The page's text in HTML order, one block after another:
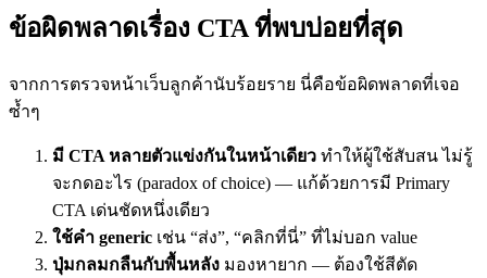
ข้อผิดพลาดเรื่อง CTA ที่พบบ่อยที่สุด
จากการตรวจหน้าเว็บลูกค้านับร้อยราย นี่คือข้อผิดพลาดที่เจอ
ซ้ำๆ
มี CTA หลายตัวแข่งกันในหน้าเดียว ทำให้ผู้ใช้สับสน ไม่รู้
จะกดอะไร (paradox of choice) — แก้ด้วยการมี Primary
CTA เด่นชัดหนึ่งเดียว
ใช้คำ generic เช่น “ส่ง”, “คลิกที่นี่” ที่ไม่บอก value
ปุ่มกลมกลืนกับพื้นหลัง มองหายาก — ต้องใช้สีตัด